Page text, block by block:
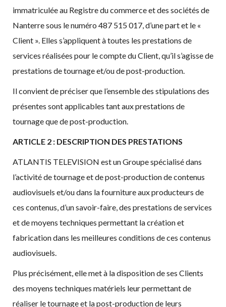
immatriculée au Registre du commerce et des sociétés de
Nanterre sous le numéro 487 515 017, d’une part et le «
Client ». Elles s’appliquent à toutes les prestations de
services réalisées pour le compte du Client, qu’il s’agisse de
prestations de tournage et/ou de post-production.
Il convient de préciser que l’ensemble des stipulations des
présentes sont applicables tant aux prestations de
tournage que de post-production.
ARTICLE 2 : DESCRIPTION DES PRESTATIONS
ATLANTIS TELEVISION est un Groupe spécialisé dans
l’activité de tournage et de post-production de contenus
audiovisuels et/ou dans la fourniture aux producteurs de
ces contenus, d’un savoir-faire, des prestations de services
et de moyens techniques permettant la création et
fabrication dans les meilleures conditions de ces contenus
audiovisuels.
Plus précisément, elle met à la disposition de ses Clients
des moyens techniques matériels leur permettant de
réaliser le tournage et la post-production de leurs